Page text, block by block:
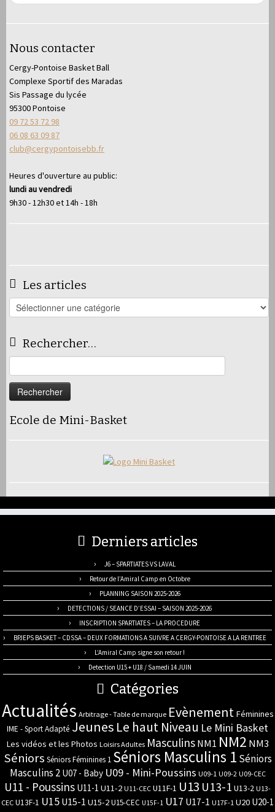
Nous contacter
Cergy-Pontoise Basket Ball
Complexe Sportif des Maradas
Sis Passage du lycée
95300 Pontoise
09 72 53 72 98
06 08 63 09 87
club@cergypontoisebb.fr
Heures d'ouverture au public:
lundi au vendredi
9h30 - 12h30 et 14h - 18h
Les articles
Les
articles
Rechercher…
Ecole de Mini-Basket
Derniers articles
J6 – SPARTIATES VS LAVAL
Retour de l’Amiral Camp en Octobre
PLANNING SAISON 2025-2026
DETECTIONS / SEANCE D’ESSAI – SAISON 2025-2026
INSCRIPTION SPARTIATES – LA PROCEDURE
BPJEPS BASKET – CDSSA – DEUX FORMATIONS A SUIVRE A CERGY-PONTOISE A LA RENTREE
L’Amiral Camp signe son retour !
Detection U15 + U18 / Samedi 14 JUIN
Catégories
Actualités Arbitrage - Table de marque Evènement Féminines
IME - Sport Adapté Jeunes Le haut Niveau Le Mini Basket
Les vidéos et les Photos Loisirs Adultes Masculins NM1 NM2 NM3
Séniors Séniors Féminines 1 Séniors Masculins 1 Séniors
Masculins 2 U07 - Baby U09 - Mini-Poussins U09-1 U09-2 U09-CEC
U11 - Poussins U11-1 U11-2 U11-CEC U11F-1 U13 U13-1 U13-2 U13-
CEC U13F-1 U15 U15-1 U15-2U15-CEC U15F-1 U17 U17-1 U17F-1 U20 U20-1